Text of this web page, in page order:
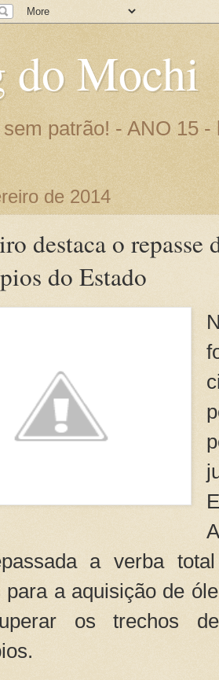
do Mochi
patrão! - ANO 15
de 2014
destaca o repasse
do Estado
a verba
para a aquisição de
os trechos